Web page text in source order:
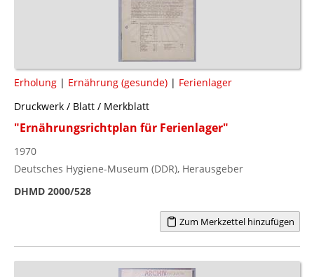
Erholung | Ernährung (gesunde) | Ferienlager
Druckwerk / Blatt / Merkblatt
"Ernährungsrichtplan für Ferienlager"
1970
Deutsches Hygiene-Museum (DDR), Herausgeber
DHMD 2000/528
Zum Merkzettel hinzufügen